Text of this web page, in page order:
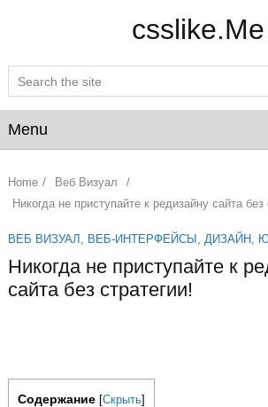
csslike.Me
Menu
Home / Веб Визуал
/
Никогда не приступайте к редизайну сайта без
ВЕБ ВИЗУАЛ , ВЕБ-ИНТЕРФЕЙСЫ , ДИЗАЙН ,
Никогда не приступайте к
сайта без стратегии!
Содержание [Скрыть]